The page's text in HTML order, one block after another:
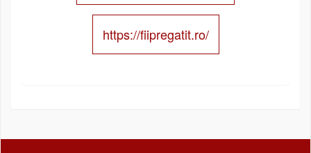
https://fiipregatit.ro/